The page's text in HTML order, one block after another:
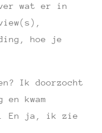
wat er in
hoe je
Ik doorzocht
en kwam
. En ja, ik zie